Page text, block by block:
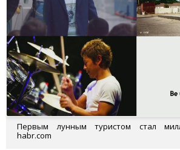
Первым лунным туристом стал
habr.com